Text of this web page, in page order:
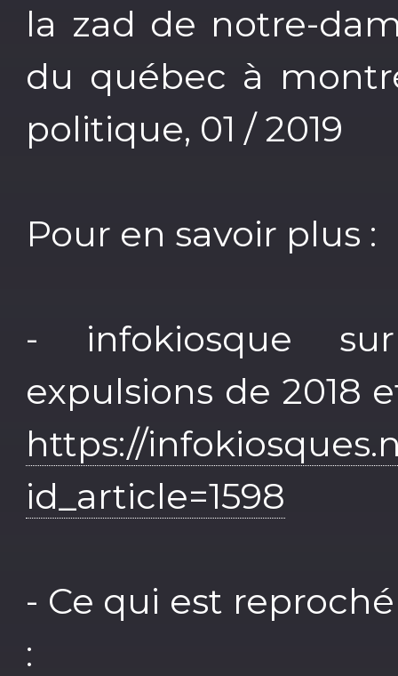
la zad de notre-
du québec à
politique, 01 / 2019
Pour en savoir plus :
- infokiosque
expulsions de 2018
https://
id_article=1598
- Ce qui est
: